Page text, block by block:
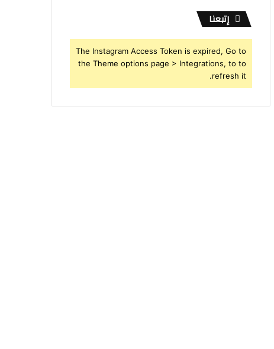
إتبعنا
The Instagram Access Token is expired, Go to
the Theme options page > Integrations, to to
refresh it.